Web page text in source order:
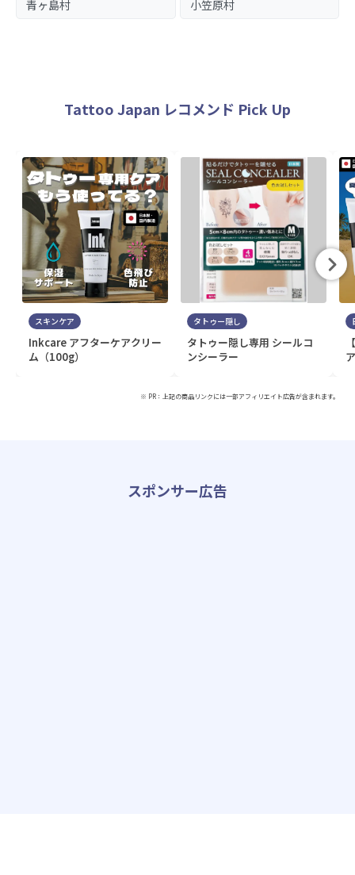
青ヶ島村 小笠原村
Tattoo Japan レコメンド Pick Up
スキンケア
Inkcare アフターケアクリー
ム（100g）
タトゥー隠し
タトゥー隠し専用 シールコ
ンシーラー
※ PR：上記の商品リンクには一部アフィリエイト広告が含まれます。
スポンサー広告